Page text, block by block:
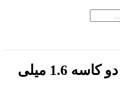
پیستوله رنگ پاش GE70 دو کاسه 1.6 میلی